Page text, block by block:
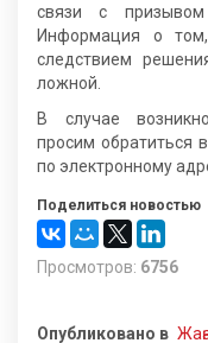
связи с
Информация о
следствием
ложной.
В случае
просим обратиться
по электронному
Поделиться новостью
Просмотров: 6756
Опубликовано в